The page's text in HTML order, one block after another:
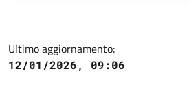
Ultimo aggiornamento:
12/01/2026, 09:06